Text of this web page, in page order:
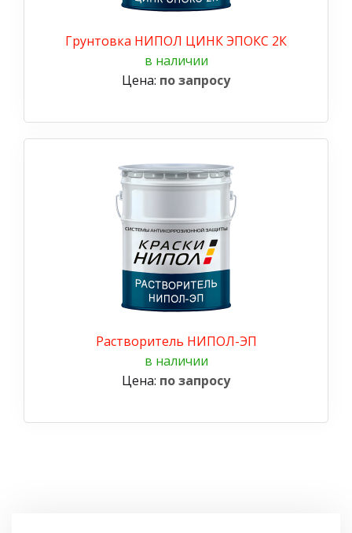
Грунтовка НИПОЛ ЦИНК ЭПОКС 2К
в наличии
Цена: по запросу
Растворитель НИПОЛ-ЭП
в наличии
Цена: по запросу